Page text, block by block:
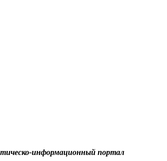
информационный портал